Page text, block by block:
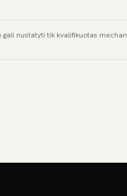
nustatyti tik kvalifikuotas